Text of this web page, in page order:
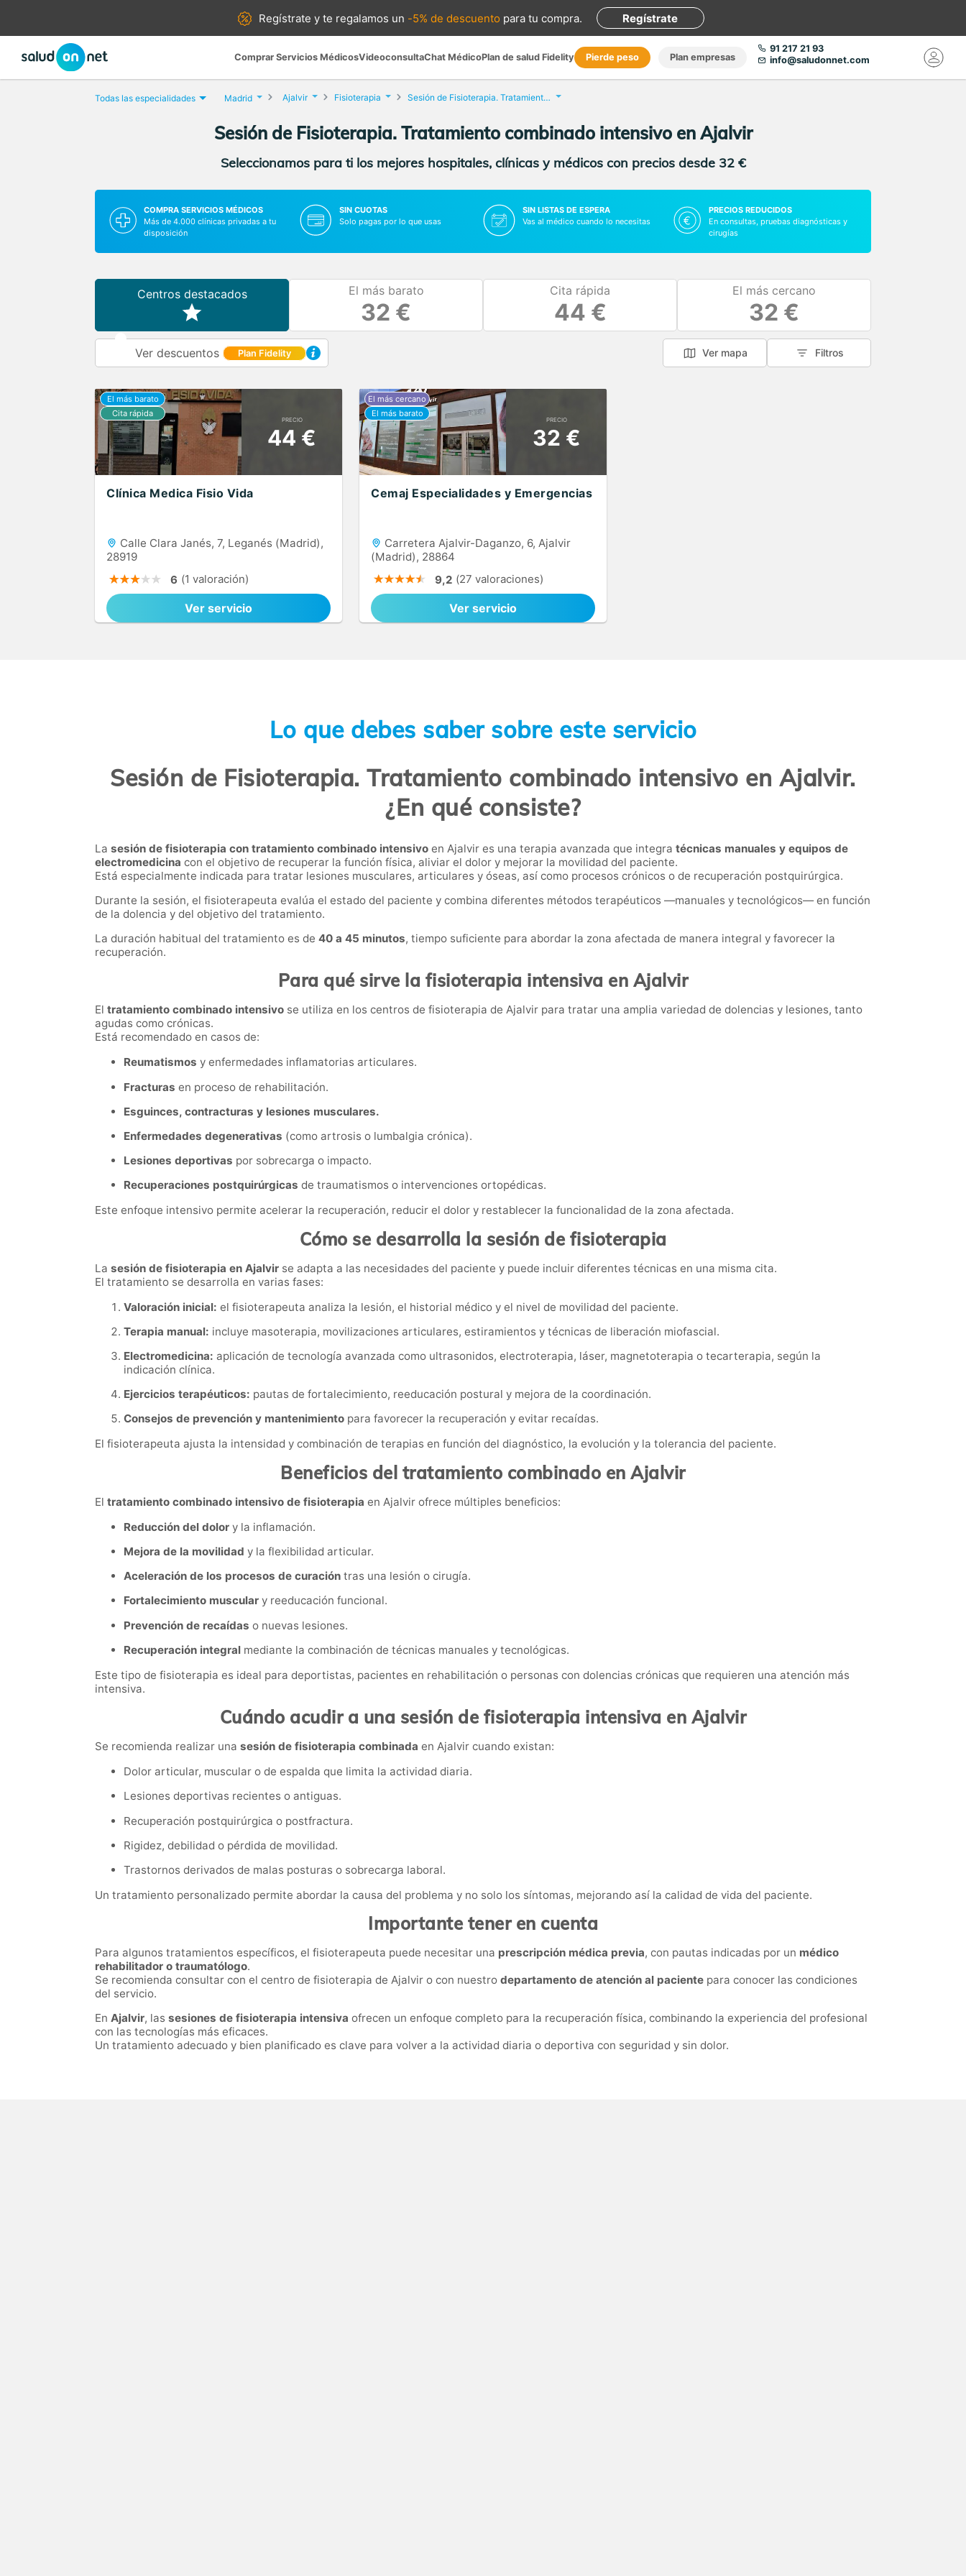
Regístrate yte regalamos un -5% de descuento para tu compra. Regístrate
Comprar Servicios MédicosVideoconsultaChat MédicoPlan de salud Fidelity Pierde peso Plan empresas
91 217 21 93
info@saludonnet.com
Todas las especialidades Madrid Ajalvir Fisioterapia Sesión de Fisioterapia. Tratamiento combinado intensivo
Sesión de Fisioterapia. Tratamiento combinado intensivo en Ajalvir
Seleccionamos para ti los mejores hospitales, clínicas y médicos con precios desde 32 €
COMPRA SERVICIOS MÉDICOS
Más de 4.000 clínicas privadas a tu
disposición
SIN CUOTAS
Solo pagas por lo que usas
SIN LISTAS DE ESPERA
Vas al médico cuando lo necesitas
PRECIOS REDUCIDOS
En consultas, pruebas diagnósticas y
cirugías
Centros destacados El más barato
32 €
Cita rápida
44 €
El más cercano
32 €
Ver descuentos Plan Fidelity Ver mapa Filtros
PRECIO
44 €
Clínica Medica Fisio Vida
Calle Clara Janés, 7, Leganés (Madrid),
28919
6 (1 valoración)
Ver servicio
PRECIO
32 €
Cemaj Especialidades y Emergencias
Carretera Ajalvir-Daganzo, 6, Ajalvir
(Madrid), 28864
9,2 (27 valoraciones)
Ver servicio
Lo que debes saber sobre este servicio
Sesión de Fisioterapia. Tratamiento combinado intensivo en Ajalvir.
¿En qué consiste?
La sesión de fisioterapia con tratamiento combinado intensivo en Ajalvir es una terapia avanzada que integra técnicas manuales y equipos de
electromedicina con el objetivo de recuperar la función física, aliviar el dolor y mejorar la movilidad del paciente.
Está especialmente indicada para tratar lesiones musculares, articulares y óseas, así como procesos crónicos o de recuperación postquirúrgica.
Durante la sesión, el fisioterapeuta evalúa el estado del paciente y combina diferentes métodos terapéuticos —manuales y tecnológicos— en función
de la dolencia y del objetivo del tratamiento.
La duración habitual del tratamiento es de 40 a 45 minutos, tiempo suficiente para abordar la zona afectada de manera integral y favorecer la
recuperación.
Para qué sirve la fisioterapia intensiva en Ajalvir
El tratamiento combinado intensivo se utiliza en los centros de fisioterapia de Ajalvir para tratar una amplia variedad de dolencias y lesiones, tanto
agudas como crónicas.
Está recomendado en casos de:
Reumatismos y enfermedades inflamatorias articulares.
Fracturas en proceso de rehabilitación.
Esguinces, contracturas y lesiones musculares.
Enfermedades degenerativas (como artrosis o lumbalgia crónica).
Lesiones deportivas por sobrecarga o impacto.
Recuperaciones postquirúrgicas de traumatismos o intervenciones ortopédicas.
Este enfoque intensivo permite acelerar la recuperación, reducir el dolor y restablecer la funcionalidad de la zona afectada.
Cómo se desarrolla la sesión de fisioterapia
La sesión de fisioterapia en Ajalvir se adapta a las necesidades del paciente y puede incluir diferentes técnicas en una misma cita.
El tratamiento se desarrolla en varias fases:
Valoración inicial: el fisioterapeuta analiza la lesión, el historial médico y el nivel de movilidad del paciente.
Terapia manual: incluye masoterapia, movilizaciones articulares, estiramientos y técnicas de liberación miofascial.
Electromedicina: aplicación de tecnología avanzada como ultrasonidos, electroterapia, láser, magnetoterapia o tecarterapia, según la
indicación clínica.
Ejercicios terapéuticos: pautas de fortalecimiento, reeducación postural y mejora de la coordinación.
Consejos de prevención y mantenimiento para favorecer la recuperación y evitar recaídas.
El fisioterapeuta ajusta la intensidad y combinación de terapias en función del diagnóstico, la evolución y la tolerancia del paciente.
Beneficios del tratamiento combinado en Ajalvir
El tratamiento combinado intensivo de fisioterapia en Ajalvir ofrece múltiples beneficios:
Reducción del dolor y la inflamación.
Mejora de la movilidad y la flexibilidad articular.
Aceleración de los procesos de curación tras una lesión o cirugía.
Fortalecimiento muscular y reeducación funcional.
Prevención de recaídas o nuevas lesiones.
Recuperación integral mediante la combinación de técnicas manuales y tecnológicas.
Este tipo de fisioterapia es ideal para deportistas, pacientes en rehabilitación o personas con dolencias crónicas que requieren una atención más
intensiva.
Cuándo acudir a una sesión de fisioterapia intensiva en Ajalvir
Se recomienda realizar una sesión de fisioterapia combinada en Ajalvir cuando existan:
Dolor articular, muscular o de espalda que limita la actividad diaria.
Lesiones deportivas recientes o antiguas.
Recuperación postquirúrgica o postfractura.
Rigidez, debilidad o pérdida de movilidad.
Trastornos derivados de malas posturas o sobrecarga laboral.
Un tratamiento personalizado permite abordar la causa del problema y no solo los síntomas, mejorando así la calidad de vida del paciente.
Importante tener en cuenta
Para algunos tratamientos específicos, el fisioterapeuta puede necesitar una prescripción médica previa, con pautas indicadas por un médico
rehabilitador o traumatólogo.
Se recomienda consultar con el centro de fisioterapia de Ajalvir o con nuestro departamento de atención al paciente para conocer las condiciones
del servicio.
En Ajalvir, las sesiones de fisioterapia intensiva ofrecen un enfoque completo para la recuperación física, combinando la experiencia del profesional
con las tecnologías más eficaces.
Un tratamiento adecuado y bien planificado es clave para volver a la actividad diaria o deportiva con seguridad y sin dolor.